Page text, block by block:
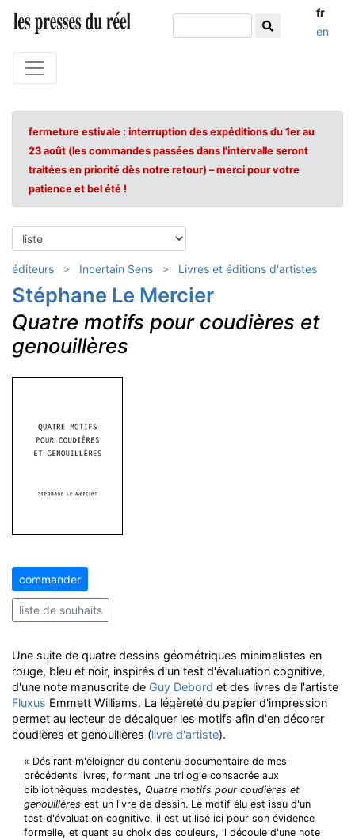
fr
en
fermeture estivale : interruption des expéditions du 1er au
23 août (les commandes passées dans l'intervalle seront
traitées en priorité dès notre retour) – merci pour votre
patience et bel été !
éditeurs Incertain Sens Livres et éditions d'artistes
Stéphane Le Mercier
Quatre motifs pour coudières et
genouillères
commander
liste de souhaits
Une suite de quatre dessins géométriques minimalistes en
rouge, bleu et noir, inspirés d'un test d'évaluation cognitive,
d'une note manuscrite de Guy Debord et des livres de l'artiste
Fluxus Emmett Williams. La légèreté du papier d'impression
permet au lecteur de décalquer les motifs afin d'en décorer
coudières et genouillères (livre d'artiste).
« Désirant m'éloigner du contenu documentaire de mes
précédents livres, formant une trilogie consacrée aux
bibliothèques modestes, Quatre motifs pour coudières et
genouillères est un livre de dessin. Le motif élu est issu d'un
test d'évaluation cognitive, il est utilisé ici pour son évidence
formelle, et quant au choix des couleurs, il découle d'une note